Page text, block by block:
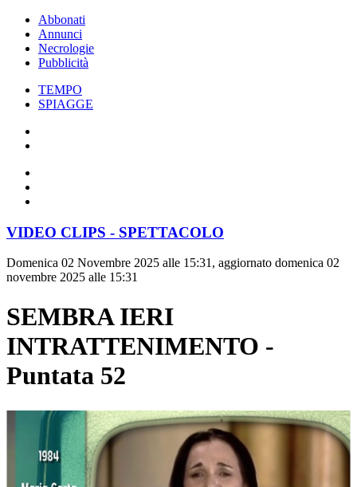
Abbonati
Annunci
Necrologie
Pubblicità
TEMPO
SPIAGGE
VIDEO CLIPS - SPETTACOLO
Domenica 02 Novembre 2025 alle 15:31, aggiornato domenica 02
novembre 2025 alle 15:31
SEMBRA IERI
INTRATTENIMENTO -
Puntata 52